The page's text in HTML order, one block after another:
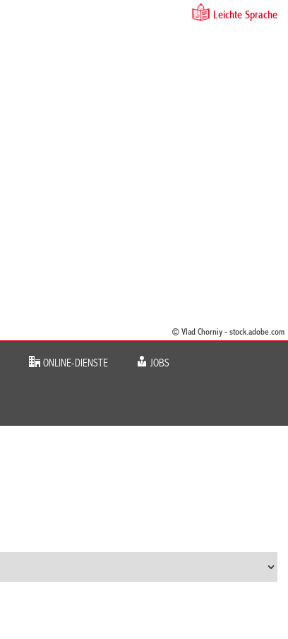
Leichte Sprache
© Vlad Chorniy - stock.adobe.com
ONLINE-DIENSTE JOBS